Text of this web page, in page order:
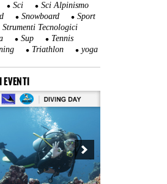
Sci
Sci Alpinismo
Snowboard
Sport
Strumenti Tecnologici
Sup
Tennis
Triathlon yoga